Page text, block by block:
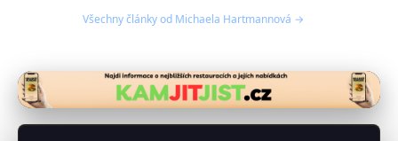
Všechny články od Michaela Hartmannová →